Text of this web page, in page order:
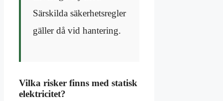
Särskilda säkerhetsregler
gäller då vid hantering.
Vilka risker finns med statisk
elektricitet?